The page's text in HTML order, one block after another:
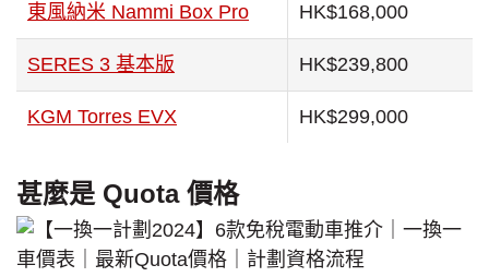
東風納米 Nammi Box Pro HK$168,000
SERES 3 基本版 HK$239,800
KGM Torres EVX HK$299,000
甚麼是 Quota 價格